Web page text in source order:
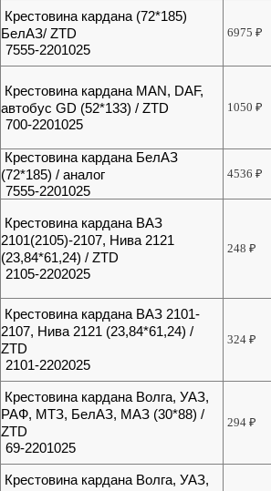
Крестовина кардана (72*185)
БелАЗ/ ZTD
7555-2201025
6975₽
Крестовина кардана MAN, DAF,
автобус GD (52*133) / ZTD
700-2201025
1050₽
Крестовина кардана БелАЗ
(72*185) / аналог
7555-2201025
4536₽
Крестовина кардана ВАЗ
2101(2105)-2107, Нива 2121
(23,84*61,24) / ZTD
2105-2202025
248₽
Крестовина кардана ВАЗ 2101-
2107, Нива 2121 (23,84*61,24) /
ZTD
2101-2202025
324₽
Крестовина кардана Волга, УАЗ,
РАФ, МТЗ, БелАЗ, МАЗ (30*88) /
ZTD
69-2201025
294₽
Крестовина кардана Волга, УАЗ,